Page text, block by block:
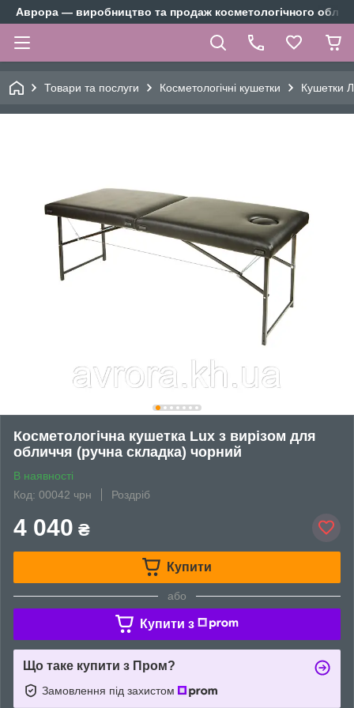
Аврора — виробництво та продаж косметологічного
Товари та послуги Косметологічні кушетки Кушетки
Косметологічна кушетка Lux з вирізом для
обличчя (ручна складка) чорний
В наявності
Код: 00042 чрн
Роздріб
4 040 ₴
Купити
або
Купити з
Що таке купити з Пром?
Замовлення під захистом